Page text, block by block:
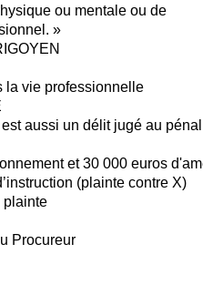
ou mentale ou de
»
la vie professionnelle
aussi un délit jugé au
et 30 000 euros
(plainte contre X)
plainte
Procureur